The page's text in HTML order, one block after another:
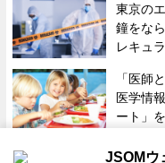
東京の
鐘をな
レキュ
「医師
医学情
ート」
JSOMウ